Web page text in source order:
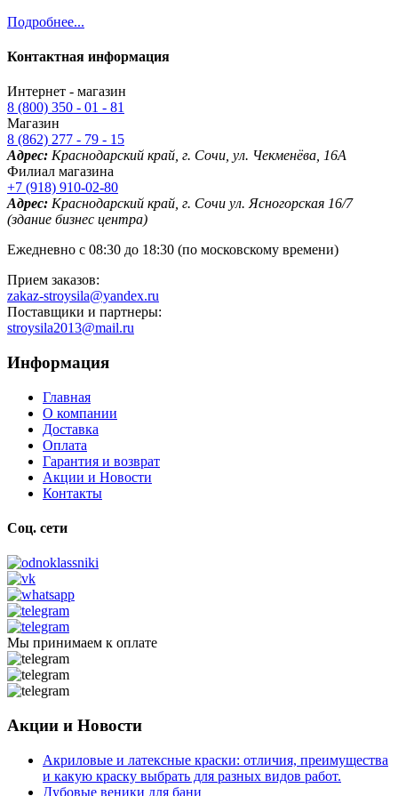
Подробнее...
Контактная информация
Интернет - магазин
8 (800) 350 - 01 - 81
Магазин
8 (862) 277 - 79 - 15
Адрес: Краснодарский край, г. Сочи, ул. Чекменёва, 16А
Филиал магазина
+7 (918) 910-02-80
Адрес: Краснодарский край, г. Сочи ул. Ясногорская 16/7
(здание бизнес центра)
Ежедневно с 08:30 до 18:30 (по московскому времени)
Прием заказов:
zakaz-stroysila@yandex.ru
Поставщики и партнеры:
stroysila2013@mail.ru
Информация
Главная
О компании
Доставка
Оплата
Гарантия и возврат
Акции и Новости
Контакты
Соц. сети
Мы принимаем к оплате
Акции и Новости
Акриловые и латексные краски: отличия, преимущества
и какую краску выбрать для разных видов работ.
Дубовые веники для бани